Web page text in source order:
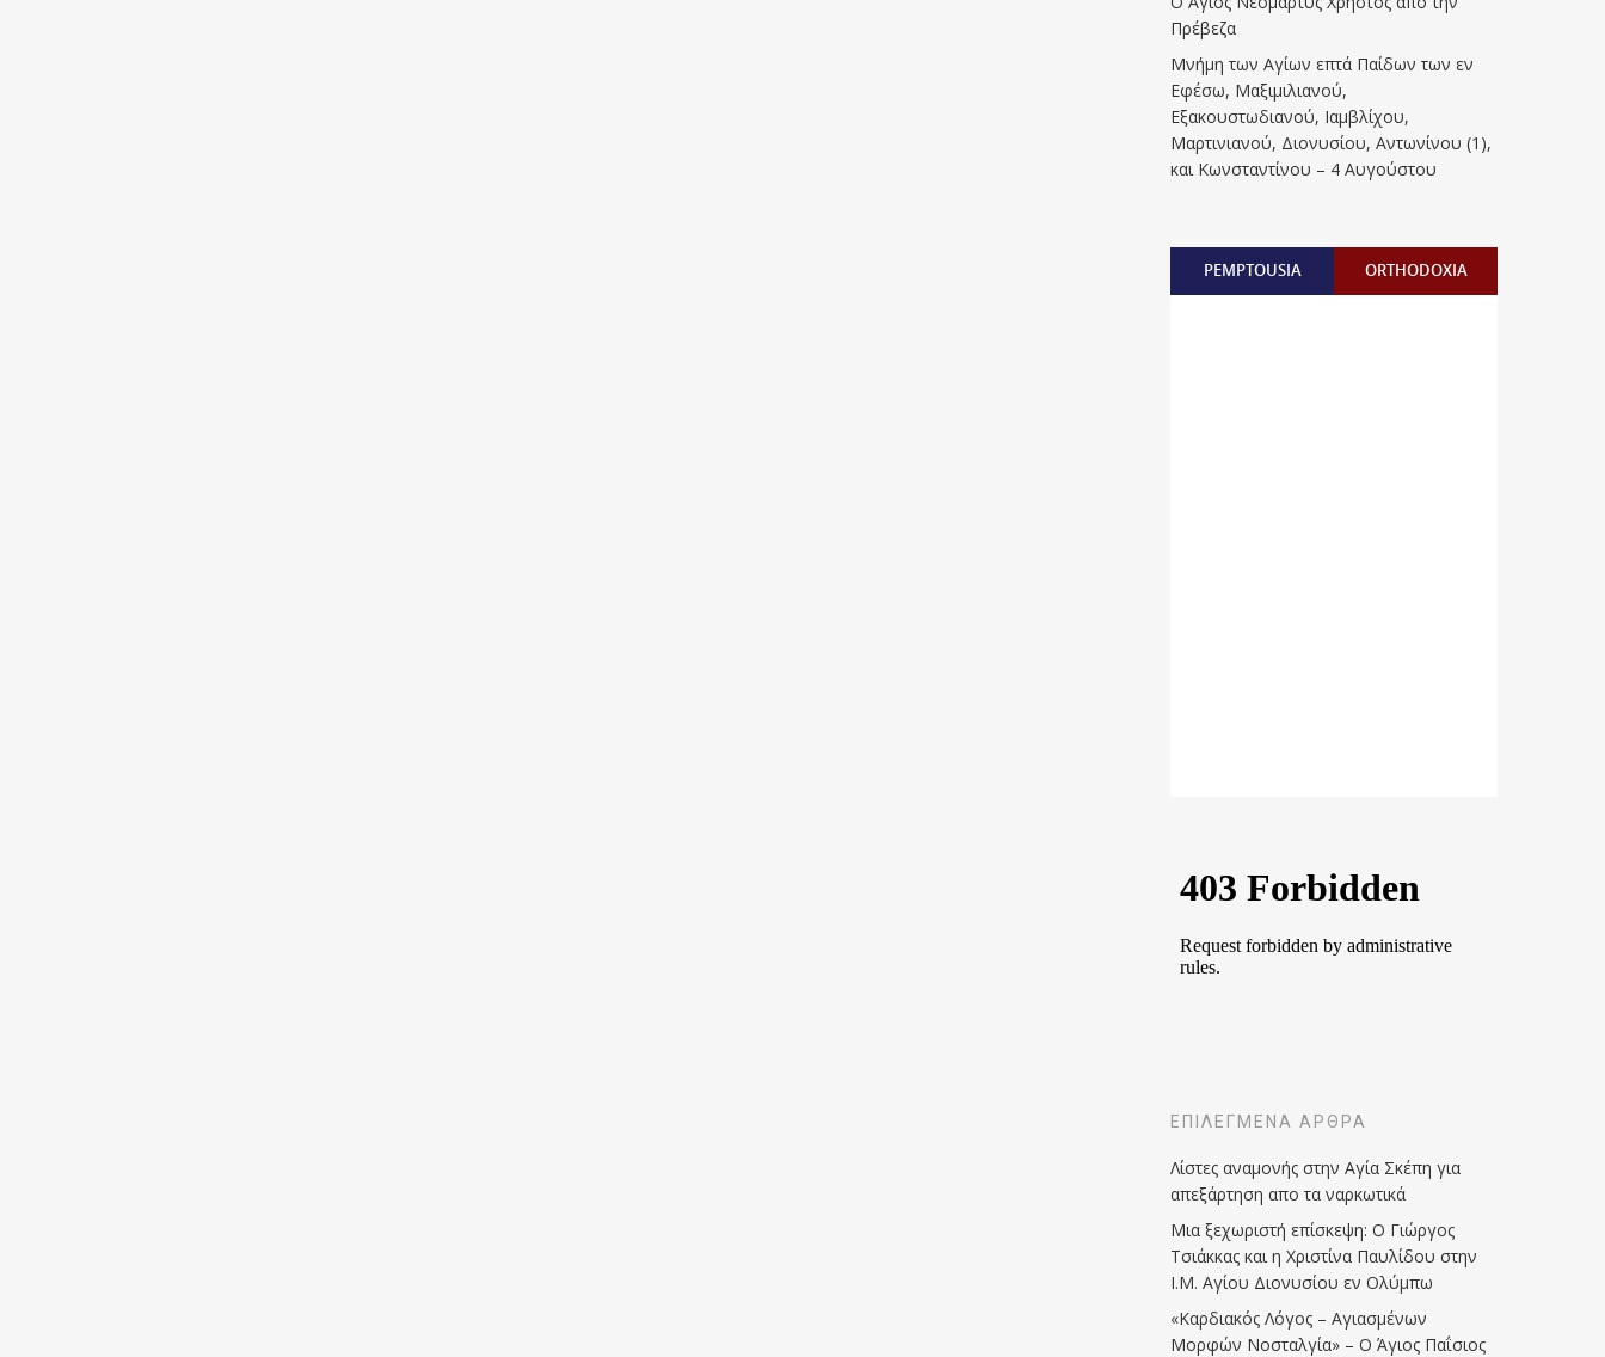
Πρέβεζα
Μνήμη των Aγίων επτά Παίδων των εν
Eφέσω, Mαξιμιλιανού,
Eξακουστωδιανού, Iαμβλίχου,
Mαρτινιανού, Διονυσίου, Aντωνίνου (1),
και Kωνσταντίνου – 4 Αυγούστου
PEMPTOUSIA ORTHODOXIA
ΕΠΙΛΕΓΜΈΝΑ ΆΡΘΡΑ
Λίστες αναμονής στην Αγία Σκέπη για
απεξάρτηση απο τα ναρκωτικά
Μια ξεχωριστή επίσκεψη: Ο Γιώργος
Τσιάκκας και η Χριστίνα Παυλίδου στην
Ι.Μ. Αγίου Διονυσίου εν Ολύμπω
«Καρδιακός Λόγος – Αγιασμένων
Μορφών Νοσταλγία» – Ο Άγιος Παΐσιος